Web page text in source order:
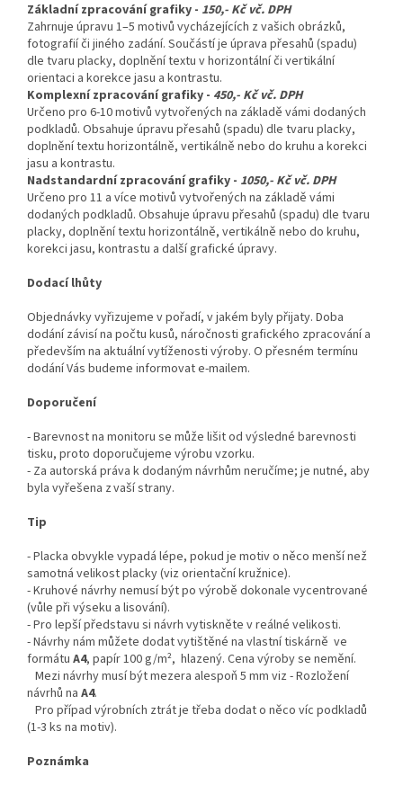
Základní zpracování grafiky - 150,- Kč vč. DPH
Zahrnuje úpravu 1–5 motivů vycházejících z vašich obrázků,
fotografií či jiného zadání. Součástí je úprava přesahů (spadu)
dle tvaru placky, doplnění textu v horizontální či vertikální
orientaci a korekce jasu a kontrastu.
Komplexní zpracování grafiky - 450,- Kč vč. DPH
Určeno pro 6-10 motivů vytvořených na základě vámi dodaných
podkladů. Obsahuje úpravu přesahů (spadu) dle tvaru placky,
doplnění textu horizontálně, vertikálně nebo do kruhu a korekci
jasu a kontrastu.
Nadstandardní zpracování grafiky - 1050,- Kč vč. DPH
Určeno pro 11 a více motivů vytvořených na základě vámi
dodaných podkladů. Obsahuje úpravu přesahů (spadu) dle tvaru
placky, doplnění textu horizontálně, vertikálně nebo do kruhu,
korekci jasu, kontrastu a další grafické úpravy.
Dodací lhůty
Objednávky vyřizujeme v pořadí, v jakém byly přijaty. Doba
dodání závisí na počtu kusů, náročnosti grafického zpracování a
především na aktuální vytíženosti výroby. O přesném termínu
dodání Vás budeme informovat e-mailem.
Doporučení
- Barevnost na monitoru se může lišit od výsledné barevnosti
tisku, proto doporučujeme výrobu vzorku.
- Za autorská práva k dodaným návrhům neručíme; je nutné, aby
byla vyřešena z vaší strany.
Tip
- Placka obvykle vypadá lépe, pokud je motiv o něco menší než
samotná velikost placky (viz orientační kružnice).
- Kruhové návrhy nemusí být po výrobě dokonale vycentrované
(vůle při výseku a lisování).
- Pro lepší představu si návrh vytiskněte v reálné velikosti.
- Návrhy nám můžete dodat vytištěné na vlastní tiskárně ve
formátu A4, papír 100 g/m², hlazený. Cena výroby se nemění.
Mezi návrhy musí být mezera alespoň 5 mm viz - Rozložení
návrhů na A4.
Pro případ výrobních ztrát je třeba dodat o něco víc podkladů
(1-3 ks na motiv).
Poznámka